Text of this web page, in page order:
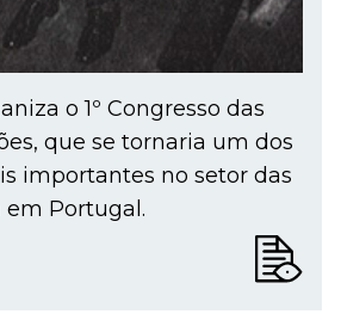
o 1º Congresso das
que se tornaria um dos
importantes no setor das
em Portugal.